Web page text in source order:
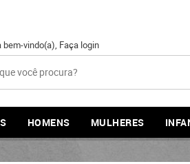
bem-vindo(a), Faça login
HOMENS MULHERES